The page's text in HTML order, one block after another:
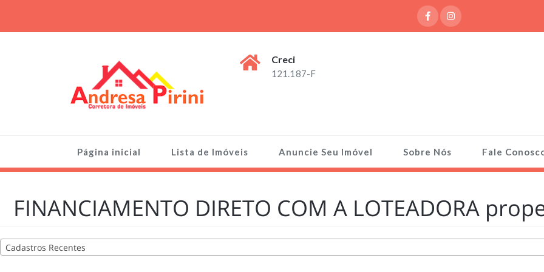
content
Creci
121.187-F
Página inicial Lista de Imóveis Anuncie Seu Imóvel Sobre Nós Fale
FINANCIAMENTO DIRETO COM A LOTEADORA
Cadastros Recentes